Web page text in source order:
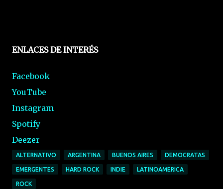
ENLACES DE INTERÉS
Facebook
YouTube
Instagram
Spotify
Deezer
ALTERNATIVO ARGENTINA BUENOS AIRES DEMOCRATAS
EMERGENTES HARD ROCK INDIE LATINOAMERICA
ROCK